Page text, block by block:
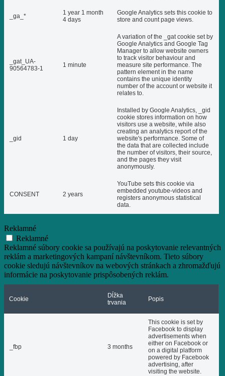
_ga_*
1 year 1 month
4 days
Google Analytics sets this cookie to
store and count page views.
_gat_UA-
90564783-1
1 minute
A variation of the _gat cookie set by
Google Analytics and Google Tag
Manager to allow website owners
to track visitor behaviour and
measure site performance. The
pattern element in the name
contains the unique identity
number of the account or website it
relates to.
_gid 1 day
Installed by Google Analytics, _gid
cookie stores information on how
visitors use a website, while also
creating an analytics report of the
website's performance. Some of
the data that are collected include
the number of visitors, their source,
and the pages they visit
anonymously.
CONSENT 2 years
YouTube sets this cookie via
embedded youtube-videos and
registers anonymous statistical
data.
Reklamné
Reklamné
Reklamné súbory cookie sa používajú na poskytovanie relevantných
reklám a marketingových kampaní návštevníkom. Tieto súbory
cookie sledujú návštevníkov na webových stránkach a zhromažďujú
informácie na poskytovanie prispôsobených reklám.
Cookie
Dĺžka
trvania
Popis
_fbp 3 months
This cookie is set by
Facebook to display
advertisements when
either on Facebook or
on a digital platform
powered by Facebook
advertising, after
visiting the website.